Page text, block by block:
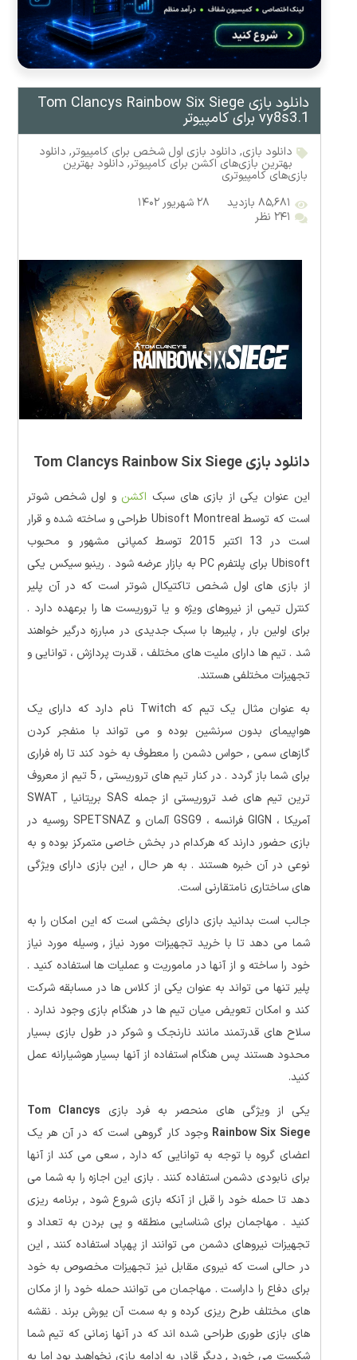
دانلود بازی Tom Clancys Rainbow Six Siege
vy8s3.1 برای کامپیوتر
دانلود بازی, دانلود بازی اول شخص برای کامپیوتر, دانلود
بهترین بازی‌های اکشن برای کامپیوتر, دانلود بهترین
بازی‌های کامپیوتری
۸۵,۶۸۱ بازدید
۲۸ شهریور ۱۴۰۲
۲۴۱ نظر
دانلود بازی Tom Clancys Rainbow Six Siege
این عنوان یکی از بازی های سبک اکشن و اول شخص شوتر
است که توسط Ubisoft Montreal طراحی و ساخته شده و قرار
است در 13 اکتبر 2015 توسط کمپانی مشهور و محبوب
Ubisoft برای پلتفرم PC به بازار عرضه شود . رینبو سیکس یکی
از بازی های اول شخص تاکتیکال شوتر است که در آن پلیر
کنترل تیمی از نیروهای ویژه و یا تروریست ها را برعهده دارد .
برای اولین بار , پلیرها با سبک جدیدی در مبارزه درگیر خواهند
شد . تیم ها دارای ملیت های مختلف ، قدرت پردازش ، توانایی و
تجهیزات مختلفی هستند.
به عنوان مثال یک تیم که Twitch نام دارد که دارای یک
هواپیمای بدون سرنشین بوده و می تواند با منفجر کردن
گازهای سمی , حواس دشمن را معطوف به خود کند تا راه فراری
برای شما باز گردد . در کنار تیم های تروریستی , 5 تیم از معروف
ترین تیم های ضد تروریستی از جمله SAS بریتانیا , SWAT
آمریکا ، GIGN فرانسه ، GSG9 آلمان و SPETSNAZ روسیه در
بازی حضور دارند که هرکدام در بخش خاصی متمرکز بوده و به
نوعی در آن خبره هستند . به هر حال , این بازی دارای ویژگی
های ساختاری نامتقارنی است.
جالب است بدانید بازی دارای بخشی است که این امکان را به
شما می دهد تا با خرید تجهیزات مورد نیاز , وسیله مورد نیاز
خود را ساخته و از آنها در ماموریت و عملیات ها استفاده کنید .
پلیر تنها می تواند به عنوان یکی از کلاس ها در مسابقه شرکت
کند و امکان تعویض میان تیم ها در هنگام بازی وجود ندارد .
سلاح های قدرتمند مانند نارنجک و شوکر در طول بازی بسیار
محدود هستند پس هنگام استفاده از آنها بسیار هوشیارانه عمل
کنید.
یکی از ویژگی های منحصر به فرد بازی Tom Clancys
Rainbow Six Siege وجود کار گروهی است که در آن هر یک
اعضای گروه با توجه به توانایی که دارد , سعی می کند از آنها
برای نابودی دشمن استفاده کنند . بازی این اجازه را به شما می
دهد تا حمله خود را قبل از آنکه بازی شروع شود , برنامه ریزی
کنید . مهاجمان برای شناسایی منطقه و پی بردن به تعداد و
تجهیزات نیروهای دشمن می توانند از پهپاد استفاده کنند , این
در حالی است که نیروی مقابل نیز تجهیزات مخصوص به خود
برای دفاع را داراست . مهاجمان می توانند حمله خود را از مکان
های مختلف طرح ریزی کرده و به سمت آن یورش برند . نقشه
های بازی طوری طراحی شده اند که در آنها زمانی که تیم شما
شکست می خورد , دیگر قادر به ادامه بازی نخواهید بود اما به